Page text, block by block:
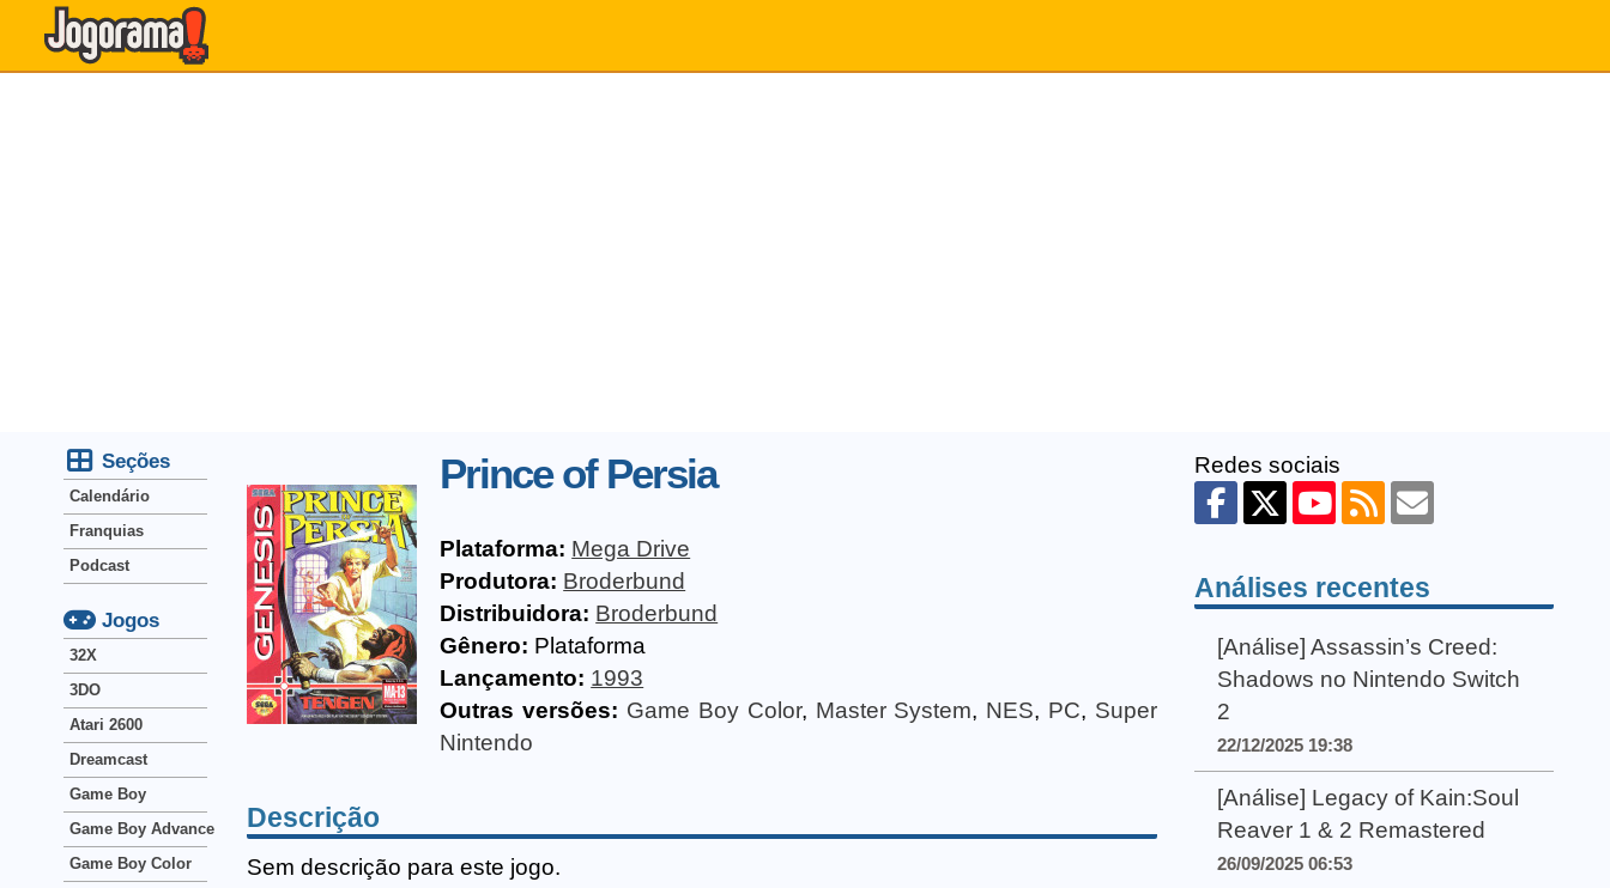
Prince of Persia
Plataforma: Mega Drive
Produtora: Broderbund
Distribuidora: Broderbund
Gênero: Plataforma
Lançamento: 1993
Outras versões: Game Boy Color, Master System, NES, PC, Super
Nintendo
Descrição
Sem descrição para este jogo.
Seções
Calendário
Franquias
Podcast
Jogos
32X
3DO
Atari 2600
Dreamcast
Game Boy
Game Boy Advance
Game Boy Color
Redes sociais
Análises recentes
[Análise] Assassin’s Creed:
Shadows no Nintendo Switch
2
22/12/2025 19:38
[Análise] Legacy of Kain:Soul
Reaver 1 & 2 Remastered
26/09/2025 06:53